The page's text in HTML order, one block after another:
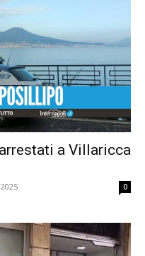
a Villaricca
0